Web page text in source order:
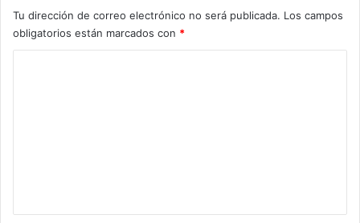
Tu dirección de correo electrónico no será publicada. Los campos
obligatorios están marcados con *